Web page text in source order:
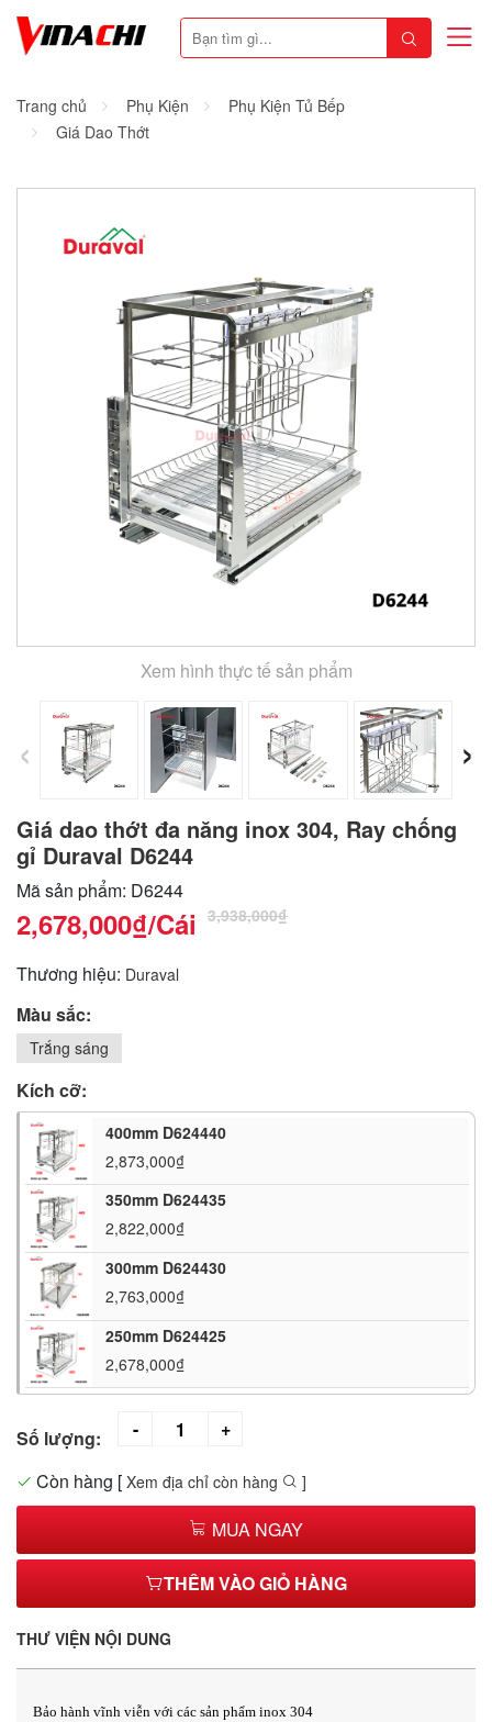
Trang chủ Phụ Kiện
Phụ Kiện Tủ Bếp
Giá Dao Thớt
Xem hình thực tế sản phẩm
‹ ›
Giá dao thớt đa năng inox 304, Ray chống
gỉ Duraval D6244
Mã sản phẩm: D6244
2,678,000₫/Cái 3,938,000₫
Thương hiệu: Duraval
Màu sắc:
Trắng sáng
Kích cỡ:
400mm D624440
2,873,000₫
350mm D624435
2,822,000₫
300mm D624430
2,763,000₫
250mm D624425
2,678,000₫
Số lượng:
Còn hàng [ Xem địa chỉ còn hàng ]
MUA NGAY
THÊM VÀO GIỎ HÀNG
THƯ VIỆN NỘI DUNG
Bảo hành vĩnh viễn với các sản phẩm inox 304